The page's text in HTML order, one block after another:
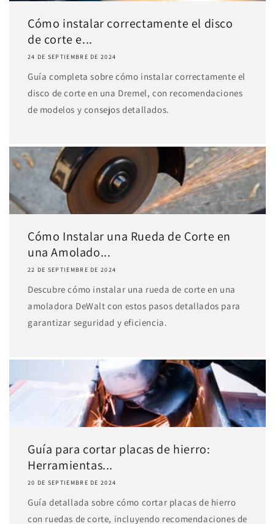
Cómo instalar correctamente el disco
de corte e...
24 DE SEPTIEMBRE DE 2024
Guía completa sobre cómo instalar correctamente el
disco de corte en una Dremel, con recomendaciones
de modelos y consejos detallados.
Cómo Instalar una Rueda de Corte en
una Amolado...
22 DE SEPTIEMBRE DE 2024
Descubre cómo instalar una rueda de corte en una
amoladora DeWalt con estos pasos detallados para
garantizar seguridad y eficiencia.
Guía para cortar placas de hierro:
Herramientas...
20 DE SEPTIEMBRE DE 2024
Guía detallada sobre cómo cortar placas de hierro
con ruedas de corte, incluyendo recomendaciones de